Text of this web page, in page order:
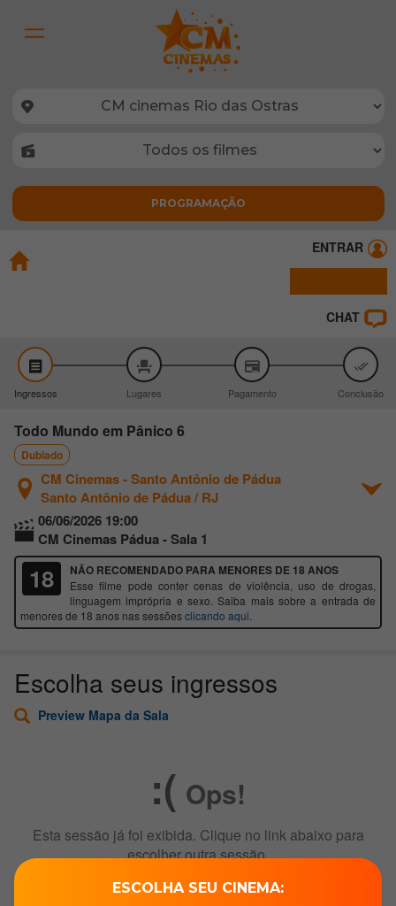
ESCOLHA SEU CINEMA: